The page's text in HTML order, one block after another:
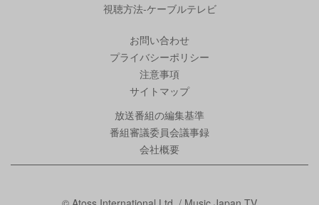
視聴方法-ケーブルテレビ
お問い合わせ
プライバシーポリシー
注意事項
サイトマップ
放送番組の編集基準
番組審議委員会議事録
会社概要